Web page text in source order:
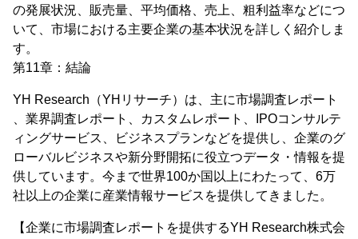
の発展状況、販売量、平均価格、売上、粗利益率などにつ
いて、市場における主要企業の基本状況を詳しく紹介しま
す。
第11章：結論
YH Research（YHリサーチ）は、主に市場調査レポート
、業界調査レポート、カスタムレポート、IPOコンサルテ
ィングサービス、ビジネスプランなどを提供し、企業のグ
ローバルビジネスや新分野開拓に役立つデータ・情報を提
供しています。今まで世界100か国以上にわたって、6万
社以上の企業に産業情報サービスを提供してきました。
【企業に市場調査レポートを提供するYH Research株式会